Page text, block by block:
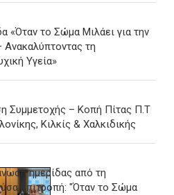
«Όταν το Σώμα Μιλάει για την
τη
Υγεία»
Συμμετοχής – Κοπή Πίτας Π.Τ
Κιλκίς & Χαλκιδικής
ημερίδας από τη
Επιτροπή: "Όταν το Σώμα